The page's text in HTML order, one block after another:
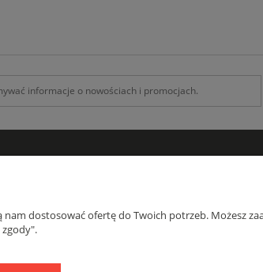
Formy płatności
Blog
dostosować ofertę do Twoich potrzeb. Możesz